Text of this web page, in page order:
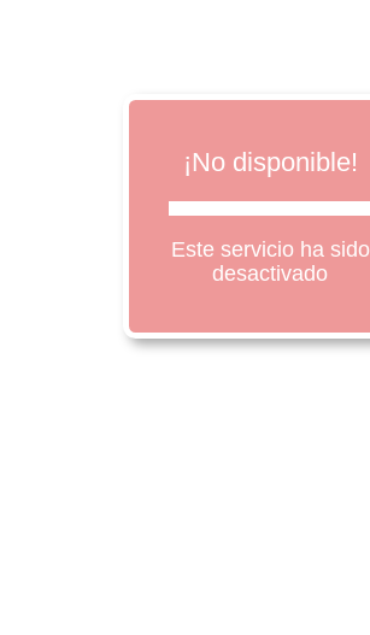
¡No disponible!
Este servicio ha sido
desactivado